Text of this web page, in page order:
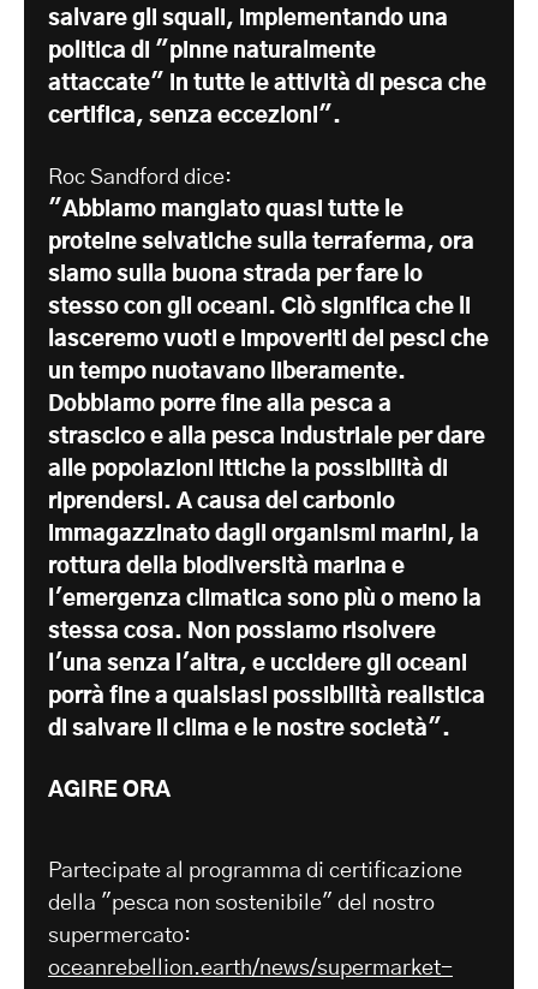
salvare gli squali, implementando una
politica di "pinne naturalmente
attaccate" in tutte le attività di pesca che
certifica, senza eccezioni".
Roc Sandford dice:
"Abbiamo mangiato quasi tutte le
proteine selvatiche sulla terraferma, ora
siamo sulla buona strada per fare lo
stesso con gli oceani. Ciò significa che li
lasceremo vuoti e impoveriti dei pesci che
un tempo nuotavano liberamente.
Dobbiamo porre fine alla pesca a
strascico e alla pesca industriale per dare
alle popolazioni ittiche la possibilità di
riprendersi. A causa del carbonio
immagazzinato dagli organismi marini, la
rottura della biodiversità marina e
l'emergenza climatica sono più o meno la
stessa cosa. Non possiamo risolvere
l'una senza l'altra, e uccidere gli oceani
porrà fine a qualsiasi possibilità realistica
di salvare il clima e le nostre società".
AGIRE ORA
Partecipate al programma di certificazione
della "pesca non sostenibile" del nostro
supermercato:
oceanrebellion.earth/news/supermarket-